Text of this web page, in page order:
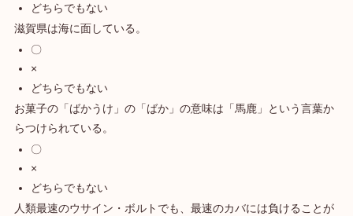
どちらでもない
滋賀県は海に面している。
〇
×
どちらでもない
お菓子の「ばかうけ」の「ばか」の意味は「馬鹿」という言葉か
らつけられている。
〇
×
どちらでもない
人類最速のウサイン・ボルトでも、最速のカバには負けることが